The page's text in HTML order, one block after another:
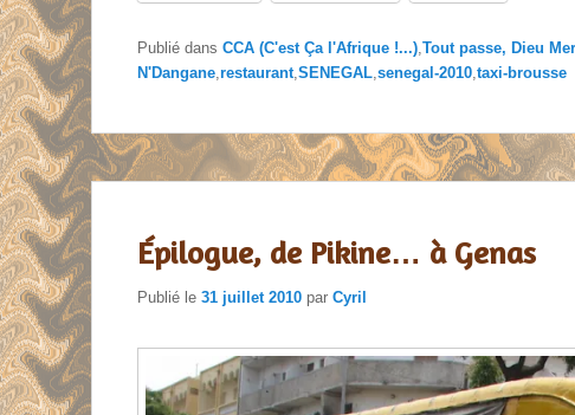
Publié dans CCA (C'est Ça l'Afrique !...) Tout passe, Dieu
N'Dangane restaurant SENEGAL senegal-2010 taxi-brousse
Épilogue, de Pikine… à Genas
Publié le 31 juillet 2010 par Cyril